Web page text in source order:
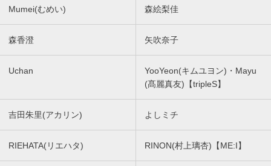
Mumei(むめい) 森絵梨佳
森香澄 矢吹奈子
Uchan
YooYeon(キムユヨン)・Mayu
(髙麗真友)【tripleS】
吉田朱里(アカリン) よしミチ
RIEHATA(リエハタ) RINON(村上璃杏)【ME:I】